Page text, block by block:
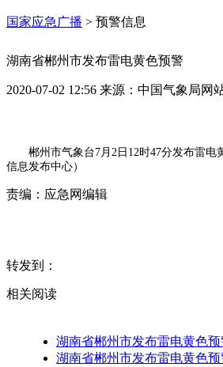
国家应急广播 > 预警信息
湖南省郴州市发布雷电黄色预警
2020-07-02 12:56 来源： 中国气象局网
郴州市气象台7月2日12时47分发布雷
信息发布中心）
责编： 应急网编辑
转发到：
相关阅读
湖南省郴州市发布雷电黄色预
湖南省郴州市发布雷电黄色预